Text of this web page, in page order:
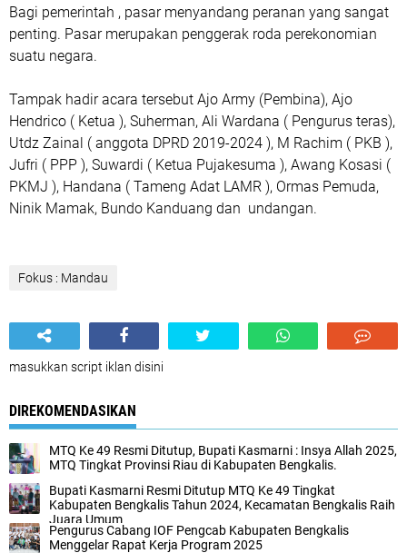
Bagi pemerintah , pasar menyandang peranan yang sangat
penting. Pasar merupakan penggerak roda perekonomian
suatu negara.
Tampak hadir acara tersebut Ajo Army (Pembina), Ajo
Hendrico ( Ketua ), Suherman, Ali Wardana ( Pengurus teras),
Utdz Zainal ( anggota DPRD 2019-2024 ), M Rachim ( PKB ),
Jufri ( PPP ), Suwardi ( Ketua Pujakesuma ), Awang Kosasi (
PKMJ ), Handana ( Tameng Adat LAMR ), Ormas Pemuda,
Ninik Mamak, Bundo Kanduang dan undangan.
Fokus : Mandau
masukkan script iklan disini
DIREKOMENDASIKAN
MTQ Ke 49 Resmi Ditutup, Bupati Kasmarni : Insya Allah 2025,
MTQ Tingkat Provinsi Riau di Kabupaten Bengkalis.
Bupati Kasmarni Resmi Ditutup MTQ Ke 49 Tingkat
Kabupaten Bengkalis Tahun 2024, Kecamatan Bengkalis Raih
Juara Umum
Pengurus Cabang IOF Pengcab Kabupaten Bengkalis
Menggelar Rapat Kerja Program 2025